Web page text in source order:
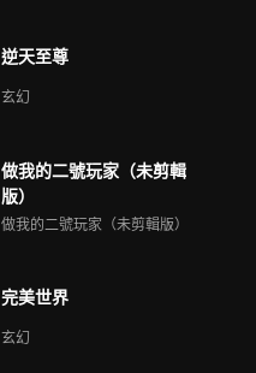
逆天至尊
玄幻
做我的二號玩家（未剪輯
版）
做我的二號玩家（未剪輯版）
完美世界
玄幻